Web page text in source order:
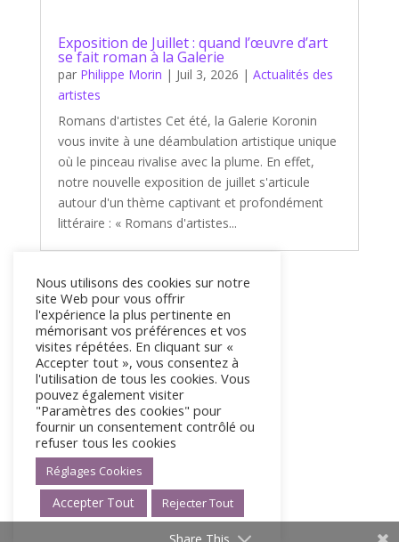
Exposition de Juillet : quand l’œuvre d’art
se fait roman à la Galerie
par Philippe Morin | Juil 3, 2026 | Actualités des
artistes
Romans d'artistes Cet été, la Galerie Koronin
vous invite à une déambulation artistique unique
où le pinceau rivalise avec la plume. En effet,
notre nouvelle exposition de juillet s'articule
autour d'un thème captivant et profondément
littéraire : « Romans d'artistes...
« Entrées précédentes
Nous utilisons des cookies sur notre
site Web pour vous offrir
l'expérience la plus pertinente en
mémorisant vos préférences et vos
visites répétées. En cliquant sur «
Accepter tout », vous consentez à
l'utilisation de tous les cookies. Vous
pouvez également visiter
"Paramètres des cookies" pour
fournir un consentement contrôlé ou
refuser tous les cookies
Réglages Cookies
Accepter Tout Rejecter Tout